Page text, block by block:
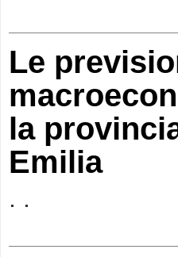
Le
la
Emilia
. .